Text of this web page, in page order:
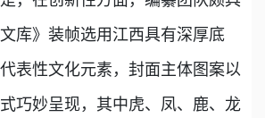
库》装帧选用江西具有深厚底
表性文化元素，封面主体图案以
巧妙呈现，其中虎、凤、鹿、龙